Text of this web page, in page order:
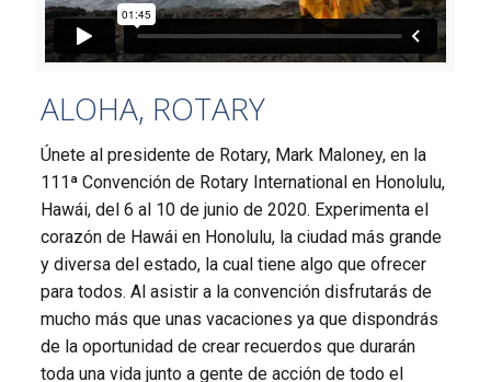
ALOHA, ROTARY
Únete al presidente de Rotary, Mark Maloney, en la
111ª Convención de Rotary International en Honolulu,
Hawái, del 6 al 10 de junio de 2020. Experimenta el
corazón de Hawái en Honolulu, la ciudad más grande
y diversa del estado, la cual tiene algo que ofrecer
para todos. Al asistir a la convención disfrutarás de
mucho más que unas vacaciones ya que dispondrás
de la oportunidad de crear recuerdos que durarán
toda una vida junto a gente de acción de todo el